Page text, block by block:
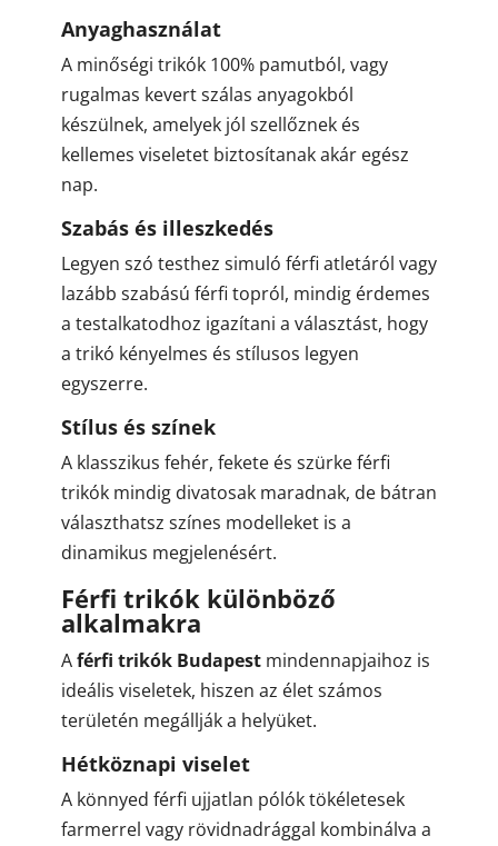
Anyaghasználat
A minőségi trikók 100% pamutból, vagy
rugalmas kevert szálas anyagokból
készülnek, amelyek jól szellőznek és
kellemes viseletet biztosítanak akár egész
nap.
Szabás és illeszkedés
Legyen szó testhez simuló férfi atletáról vagy
lazább szabású férfi topról, mindig érdemes
a testalkatodhoz igazítani a választást, hogy
a trikó kényelmes és stílusos legyen
egyszerre.
Stílus és színek
A klasszikus fehér, fekete és szürke férfi
trikók mindig divatosak maradnak, de bátran
választhatsz színes modelleket is a
dinamikus megjelenésért.
Férfi trikók különböző
alkalmakra
Aférfi trikók Budapestmindennapjaihoz is
ideális viseletek, hiszen az élet számos
területén megállják a helyüket.
Hétköznapi viselet
A könnyed férfi ujjatlan pólók tökéletesek
farmerrel vagy rövidnadrággal kombinálva a